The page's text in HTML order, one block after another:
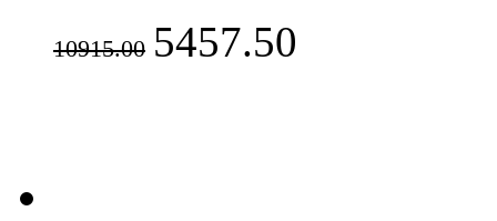
10915.00 5457.50